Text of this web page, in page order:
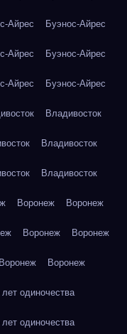
Айрес Буэнос-Айрес
Айрес Буэнос-Айрес
Айрес Буэнос-Айрес
Владивосток
Владивосток
Владивосток
Воронеж Воронеж
Воронеж Воронеж
Воронеж Воронеж
одиночества
одиночества